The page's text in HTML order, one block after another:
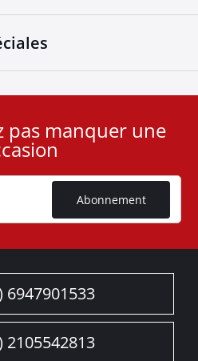
pas manquer une
Abonnement
6947901533
2105542813